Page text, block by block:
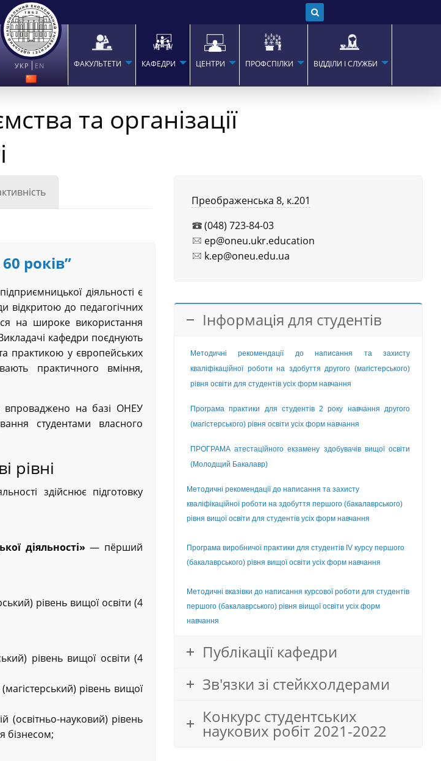
УКР EN ФАКУЛЬТЕТИ КАФЕДРИ ЦЕНТРИ ПРОФСПІЛКИ ВІДДІЛИ І СЛУЖБИ
та організації
років”
діяльності є
відкритою до педагогічних
на широке використання
кафедри поєднують
практикою у європейських
практичного вміння,
впроваджено на базі ОНЕУ
студентами власного
рівні
здійснює підготовку
діяльності» — пёрший
рівень вищої освіти (4
рівень вищої освіти (4
рівень вищої
(освітньо-науковий) рівень
бізнесом;
Преображенська 8, к.201
(048) 723-84-03
ep@oneu.ukr.education
k.ep@oneu.edu.ua
Інформація для студентів
Методичні рекомендації до написання та захисту
кваліфікаційної роботи на здобуття другого (магістерського)
рівня освіти для студентів усіх форм навчання
Програма практики для студентів 2 року навчання другого
(магістерського) рівня освіти усіх форм навчання
ПРОГРАМА атестаційного екзамену здобувачів вищої освіти
(Молодщий Бакалавр)
Методичні рекомендації до написання та захисту
кваліфікаційної роботи на здобуття першого (бакалаврського)
рівня вищої освіти для студентів усіх форм навчання
Програма виробничої практики для студентів IV курсу першого
(бакалаврського) рівня вищої освіти усіх форм навчання
Методичні вказівки до написання курсової роботи для студентів
першого (бакалаврського) рівня віищої освіти усіх форм
навчання
Публікації кафедри
Зв'язки зі стейкхолдерами
Конкурс студентських
наукових робіт 2021-2022